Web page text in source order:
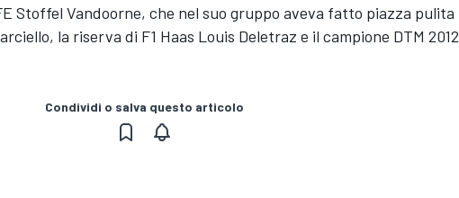
Stoffel Vandoorne, che nel suo gruppo aveva fatto piazza pulita
la riserva di F1 Haas Louis Deletraz e il campione DTM 2012
Condividi o salva questo articolo